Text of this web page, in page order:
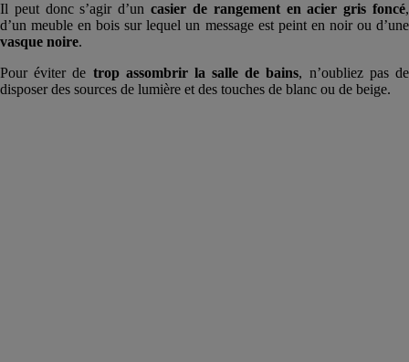
Il peut donc s’agir d’uncasier de rangement en acier gris foncé,
d’un meuble en bois sur lequel un message est peint en noir ou d’une
vasque noire.
Pour éviter de trop assombrir la salle de bains, n’oubliez pas de
disposer des sources de lumière et des touches de blanc ou de beige.